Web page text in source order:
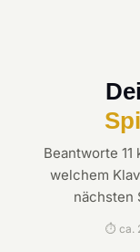
Beantworte
welchem
nächsten
⏱ ca.